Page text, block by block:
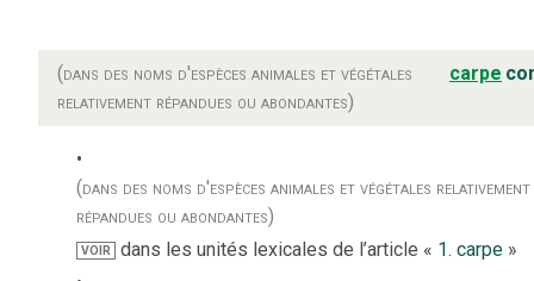
(dans des noms d'espèces animales et végétales
relativement répandues ou abondantes)
carpe
(dans des noms d'espèces animales et végétales relativement
répandues ou abondantes)
VOIR dans les unités lexicales de l’article « 1. carpe »